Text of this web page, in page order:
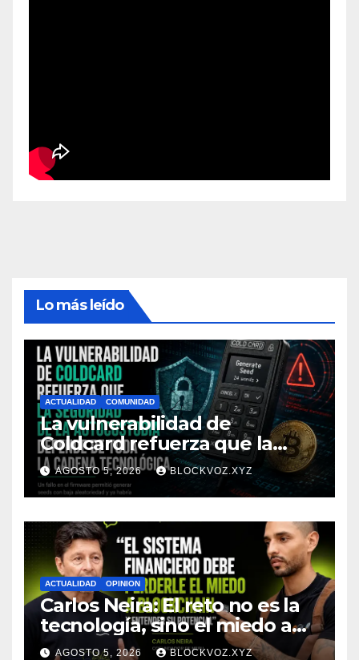
Lo más leído
ACTUALIDAD COMUNIDAD
La vulnerabilidad de
Coldcard refuerza que la
seguridad de la autocustodia
depende de toda la cadena
tecnológica, afirma CoinEx
Research
AGOSTO 5, 2026 BLOCKVOZ.XYZ
ACTUALIDAD OPINION
Carlos Neira: El reto no es la
tecnología, sino el miedo a
entenderla
AGOSTO 5, 2026 BLOCKVOZ.XYZ